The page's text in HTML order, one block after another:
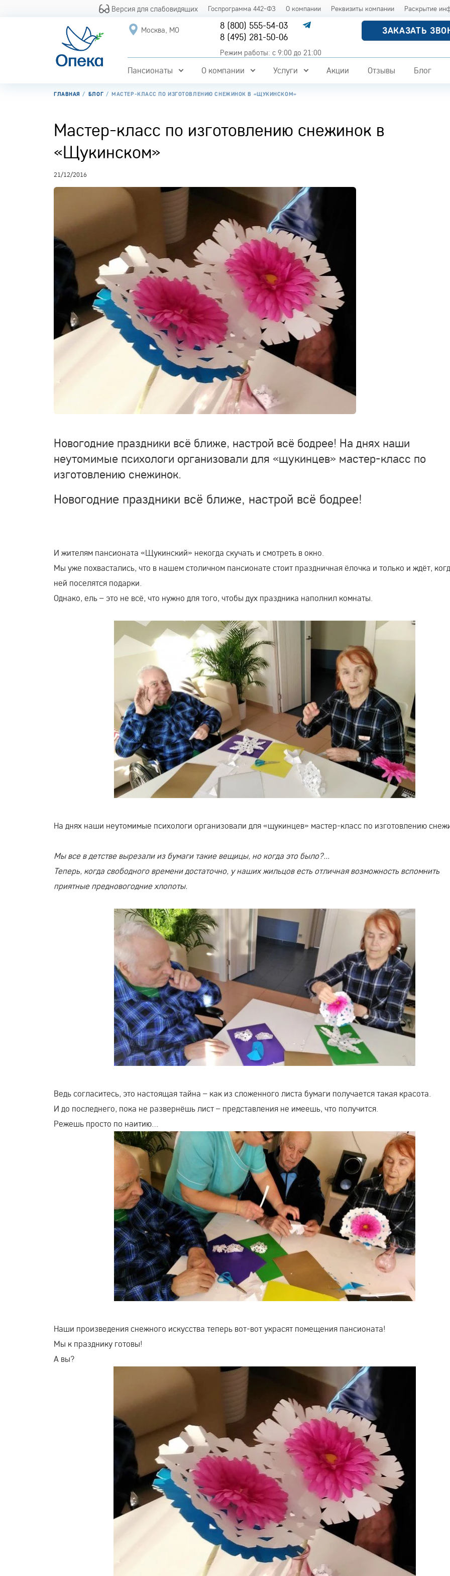
Версия для слабовидящих Госпрограмма 442-ФЗ О компании Реквизиты компании Раскрытие
Москва, МО
8 (800) 555-54-03
8 (495) 281-50-06
Режим работы: с 9:00 до 21:00
ЗАКАЗАТЬ
Пансионаты О компании Услуги Акции Отзывы Блог
ГЛАВНАЯ БЛОГ МАСТЕР-КЛАСС ПО ИЗГОТОВЛЕНИЮ СНЕЖИНОК В «ЩУКИНСКОМ»
Мастер-класс по изготовлению снежинок в
«Щукинском»
21/12/2016
Новогодние праздники всё ближе, настрой всё бодрее! На днях наши
неутомимые психологи организовали для «щукинцев» мастер-класс по
изготовлению снежинок.
Новогодние праздники всё ближе, настрой всё бодрее!
И жителям пансионата «Щукинский» некогда скучать и смотреть в окно.
Мы уже похвастались, что в нашем столичном пансионате стоит праздничная ёлочка и только и ждёт,
ней поселятся подарки.
Однако, ель – это не всё, что нужно для того, чтобы дух праздника наполнил комнаты.
На днях наши неутомимые психологи организовали для «щукинцев» мастер-класс по изготовлению
Мы все в детстве вырезали из бумаги такие вещицы, но когда это было?...
Теперь, когда свободного времени достаточно, у наших жильцов есть отличная возможность вспомнить
приятные предновогодние хлопоты.
Ведь согласитесь, это настоящая тайна – как из сложенного листа бумаги получается такая красота.
И до последнего, пока не развернёшь лист – представления не имеешь, что получится.
Режешь просто по наитию…
Наши произведения снежного искусства теперь вот-вот украсят помещения пансионата!
Мы к празднику готовы!
А вы?